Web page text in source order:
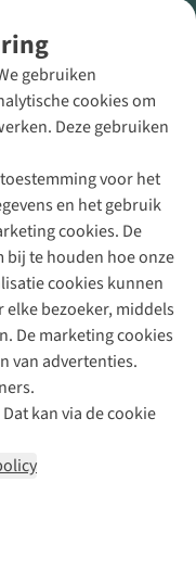
gebruiken
cookies om
Deze gebruiken
voor het
en het gebruik
cookies. De
bij te houden hoe onze
cookies kunnen
bezoeker, middels
De marketing cookies
van advertenties.
kan via de cookie